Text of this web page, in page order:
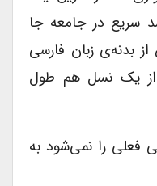
سریع در جامعه جا
بدنه‌ی زبان فارسی
یک نسل هم طول
فعلی را نمی‌شود به